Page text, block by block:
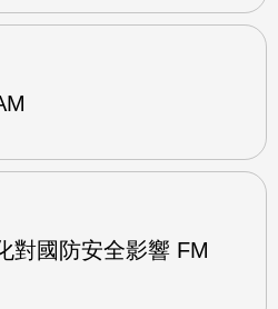
對國防安全影響 FM